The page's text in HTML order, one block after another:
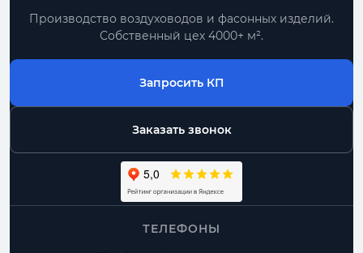
Производство воздуховодов и фасонных изделий.
Собственный цех 4000+ м².
Запросить КП
Заказать звонок
ТЕЛЕФОНЫ